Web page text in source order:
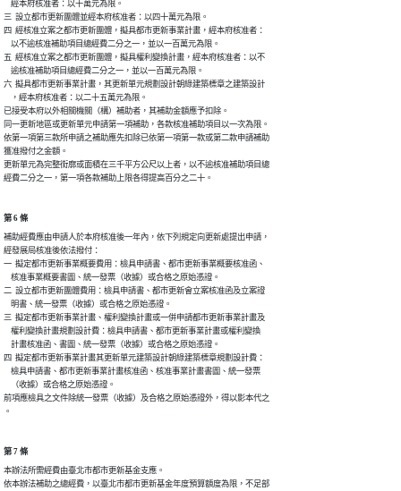
    經本府核准者：以十萬元為限。
三  設立都市更新團體並經本府核准者：以四十萬元為限。
四  經核准立案之都市更新團體，擬具都市更新事業計畫，經本府核准者：
    以不逾核准補助項目總經費二分之一，並以一百萬元為限。
五  經核准立案之都市更新團體，擬具權利變換計畫，經本府核准者：以不
    逾核准補助項目總經費二分之一，並以一百萬元為限。
六  擬具都市更新事業計畫，其更新單元規劃設計朝綠建築標章之建築設計
    ，經本府核准者：以二十五萬元為限。
已接受本府以外相關機關（構）補助者，其補助金額應予扣除。
同一更新地區或更新單元申請第一項補助，各款核准補助項目以一次為限。
依第一項第三款所申請之補助應先扣除已依第一項第一款或第二款申請補助
獲准撥付之金額。
更新單元為完整街廓或面積在三千平方公尺以上者，以不逾核准補助項目總
經費二分之一，第一項各款補助上限各得提高百分之二十。
第 6 條
補助經費應由申請人於本府核准後一年內，依下列規定向更新處提出申請，
經發展局核准後依法撥付：
一  擬定都市更新事業概要費用：檢具申請書、都市更新事業概要核准函、
    核准事業概要書圖、統一發票（收據）或合格之原始憑證。
二  設立都市更新團體費用：檢具申請書、都市更新會立案核准函及立案證
    明書、統一發票（收據）或合格之原始憑證。
三  擬定都市更新事業計畫、權利變換計畫或一併申請都市更新事業計畫及
    權利變換計畫規劃設計費：檢具申請書、都市更新事業計畫或權利變換
    計畫核准函、書圖、統一發票（收據）或合格之原始憑證。
四  擬定都市更新事業計畫其更新單元建築設計朝綠建築標章規劃設計費：
    檢具申請書、都市更新事業計畫核准函、核准事業計畫書圖、統一發票
    （收據）或合格之原始憑證。
前項應檢具之文件除統一發票（收據）及合格之原始憑證外，得以影本代之
。
第 7 條
本辦法所需經費由臺北市都市更新基金支應。
依本辦法補助之總經費，以臺北市都市更新基金年度預算額度為限，不足部